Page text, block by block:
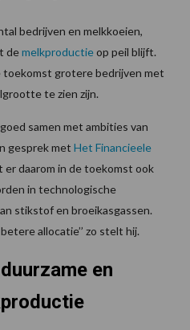
bedrijven en melkkoeien,
demelkproductieop peil blijft.
toekomst grotere bedrijven met
te zien zijn.
samen met ambities van
gesprek met Het Financieele
daarom in de toekomst ook
in technologische
stikstof en broeikasgassen.
allocatie’’ zo stelt hij.
en